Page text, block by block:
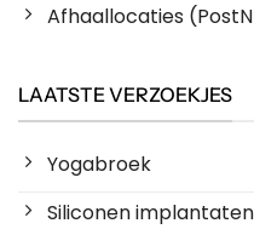
Afhaallocaties
LAATSTE VERZOEKJES
Yogabroek
Siliconen implantaten